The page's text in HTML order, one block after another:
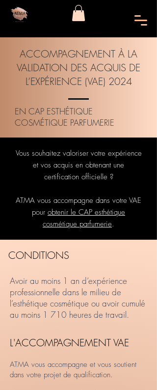
ACCOMPAGNEMENT À LA
VALIDATION DES ACQUIS DE
L’EXPÉRIENCE (VAE) 2024
EN CAP ESTHÉTIQUE
COSMÉTIQUE PARFUMERIE
Vous souhaitez valoriser votre expérience
et vos acquis en obtenant une
certification officielle ?
ATMA vous accompagne dans votre VAE
pour obtenir le CAP esthétique
cosmétique parfumerie.​
CONDITIONS
Avoir au moins 1 an d’expérience
professionnelle dans le milieu de
l’esthétique cosmétique ou avoir cumulé
au moins 1 710 heures de travail.
L'ACCOMPAGNEMENT VAE
ATMA vous accompagne et vous soutient
dans votre projet de qualification.